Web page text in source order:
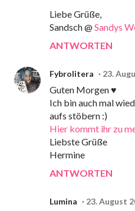
Liebe Grüße,
Sandsch @Sandys
ANTWORTEN
Fybrolitera 23.
Guten Morgen ♥
Ich bin auch mal
aufs stöbern :)
Hier kommt ihr zu
Liebste Grüße
Hermine
ANTWORTEN
Lumina 23. August